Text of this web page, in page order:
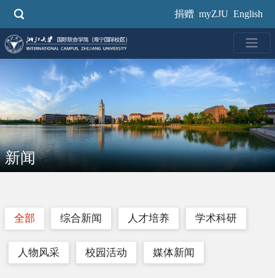
要
捐赠 myZJU English
新闻
全部 综合新闻 人才培养 学术科研
人物风采 校园活动 媒体新闻